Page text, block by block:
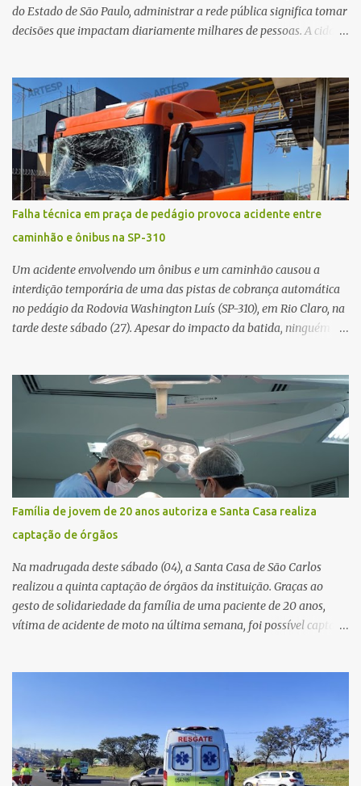
do Estado de São Paulo, administrar a rede pública significa tomar
decisões que impactam diariamente milhares de pessoas. A cidade
município, mas também de diversas cidades do entorno,
ampliando significativamente a responsabilidade da gestão sobre
o Sistema Único de Saúde (SUS). Nos últimos anos, o Governo
Federal tem ampliado investimentos destinados ao fortalecimento
da atenção básica, da infraestrutura hospitalar e da
regionalização dos serviços de saúde. Entretanto, em um cenário
de demandas crescentes e recursos necessariamente limitados, a
principal missão da gestão pública não é apenas investir mais,
mas decidir melhor onde investir para produzir o maior benefício
possível à população. Essa reflexão encontra respaldo tanto na
teoria da admini...
Falha técnica em praça de pedágio provoca acidente entre
caminhão e ônibus na SP-310
Um acidente envolvendo um ônibus e um caminhão causou a
interdição temporária de uma das pistas de cobrança automática
no pedágio da Rodovia Washington Luís (SP-310), em Rio Claro, na
tarde deste sábado (27). Apesar do impacto da batida, ninguém
Controle Operacional (CCO) da concessionária Eixo SP, o acidente
aconteceu devido a uma falha técnica na praça de cobrança.
Dinâmica do acidente De acordo com o relato do motorista do
ônibus (modelo M. Benz/Busscar), ao entrar na pista de cobrança
automática (AVI 20), a cancela eletrônica não realizou a abertura
automática, o que o obrigou a frear o veículo. Um caminhão
Scania P 360, que trafegava logo atrás, não conseguiu parar a
tempo e colidiu contra a traseira do ônibus. Apesar da interdição
parcial da praça de pedágio, a concessionária informou que não
houve registro de congestionamento significativo no trecho, ...
Família de jovem de 20 anos autoriza e Santa Casa realiza
captação de órgãos
Na madrugada deste sábado (04), a Santa Casa de São Carlos
realizou a quinta captação de órgãos da instituição. Graças ao
gesto de solidariedade da família de uma paciente de 20 anos,
vítima de acidente de moto na última semana, foi possível captar o
em uma aeronave da Força Aérea Brasileira (FAB), garantindo
agilidade no transporte e na realização do procedimento. Após a
retirada do órgão, a Guarda Civil Municipal (GCM), por meio da
Prefeitura de São Carlos, realizou o transporte do coração até o